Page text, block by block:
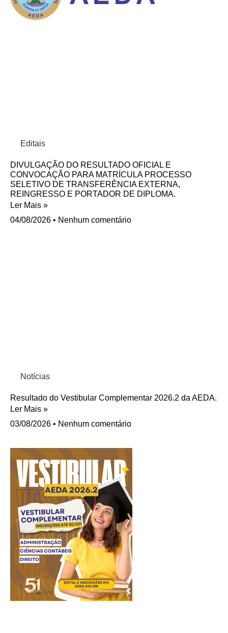
Editais
DIVULGAÇÃO DO RESULTADO OFICIAL E
CONVOCAÇÃO PARA MATRÍCULA PROCESSO
SELETIVO DE TRANSFERÊNCIA EXTERNA,
REINGRESSO E PORTADOR DE DIPLOMA.
Ler Mais »
04/08/2026
Nenhum comentário
Notícias
Resultado do Vestibular Complementar 2026.2 da AEDA.
Ler Mais »
03/08/2026
Nenhum comentário